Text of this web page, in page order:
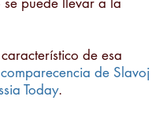
de esa
comparecencia de Slavoj
Today.